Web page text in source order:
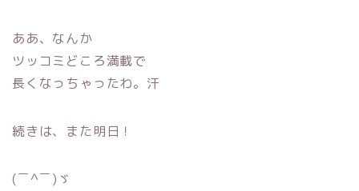
ああ、なんか
ツッコミどころ満載で
長くなっちゃったわ。汗
続きは、また明日！
(￣^￣)ゞ